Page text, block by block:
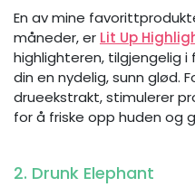
En av mine
måneder, er Lit Up
highlighteren, tilgjengelig i
din en nydelig, sunn glød.
drueekstrakt, stimulerer
for å friske opp huden og
2. Drunk Elephant